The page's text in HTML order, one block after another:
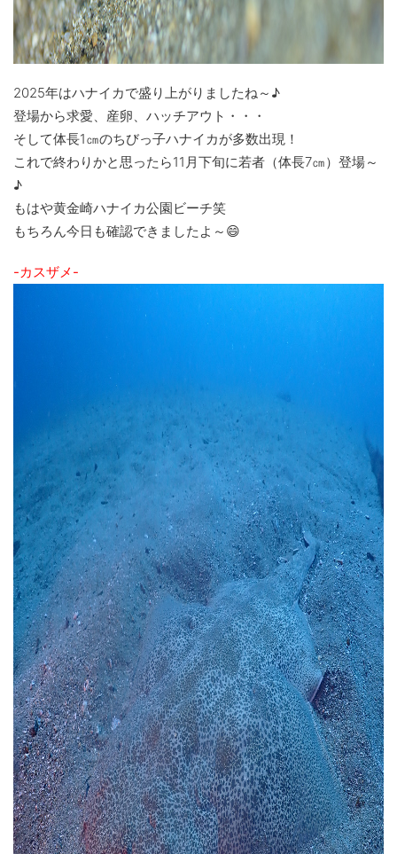
2025年はハナイカで盛り上がりましたね～♪
登場から求愛、産卵、ハッチアウト・・・
そして体長1㎝のちびっ子ハナイカが多数出現！
これで終わりかと思ったら11月下旬に若者（体長7㎝）登場～
♪
もはや黄金崎ハナイカ公園ビーチ笑
もちろん今日も確認できましたよ～😄
-カスザメ-